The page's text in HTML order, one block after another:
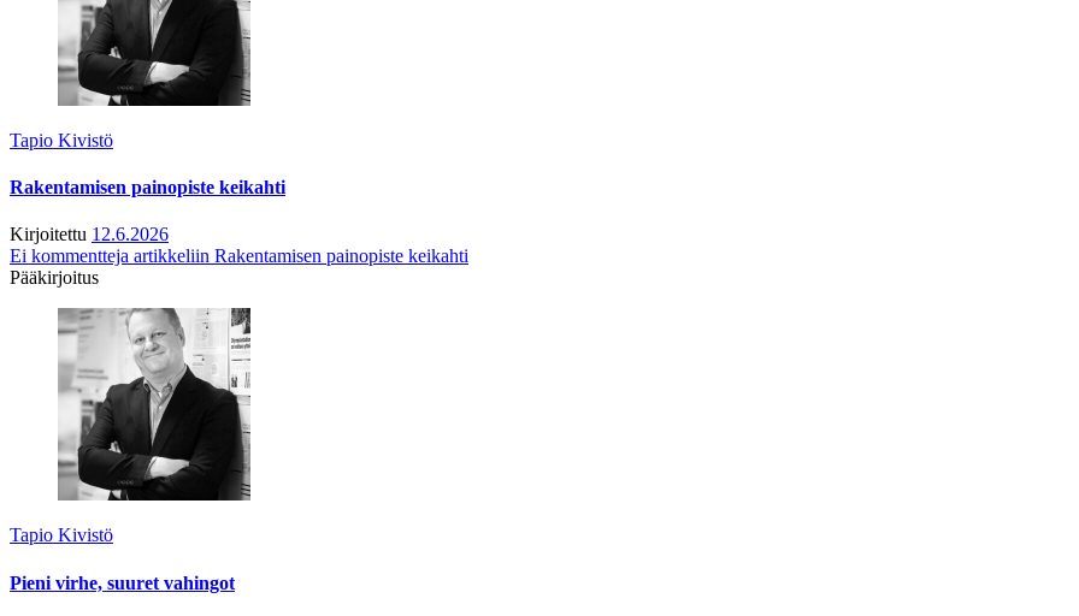
Tapio Kivistö
Rakentamisen painopiste keikahti
Kirjoitettu 12.6.2026
Ei kommentteja artikkeliin Rakentamisen painopiste keikahti
Pääkirjoitus
Tapio Kivistö
Pieni virhe, suuret vahingot